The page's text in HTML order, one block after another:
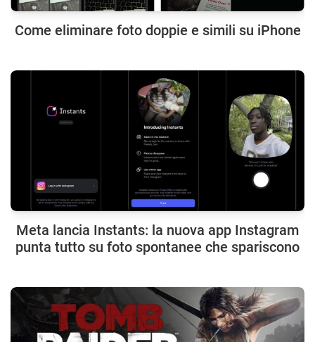
Come eliminare foto doppie e simili su iPhone
Meta lancia Instants: la nuova app Instagram
punta tutto su foto spontanee che spariscono